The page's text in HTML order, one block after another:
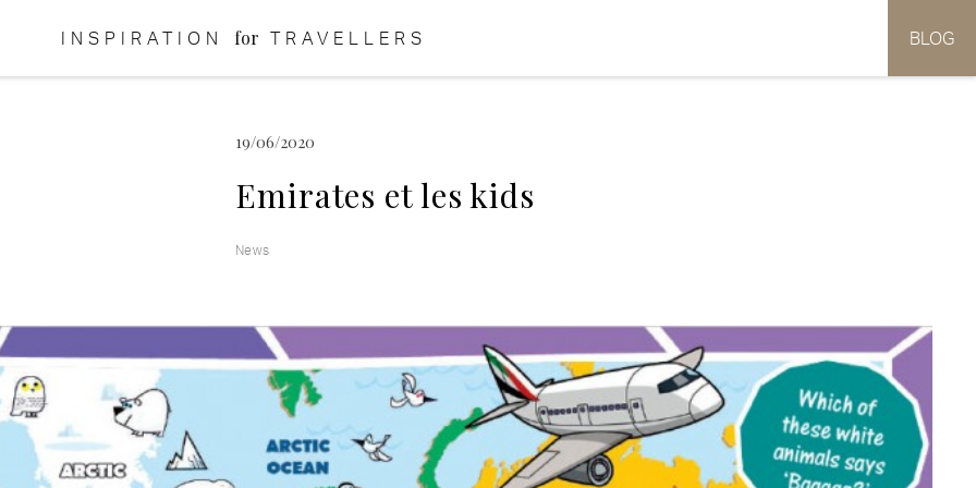
INSPIRATION for TRAVELLERS BLOG
19/06/2020
Emirates et les kids
News